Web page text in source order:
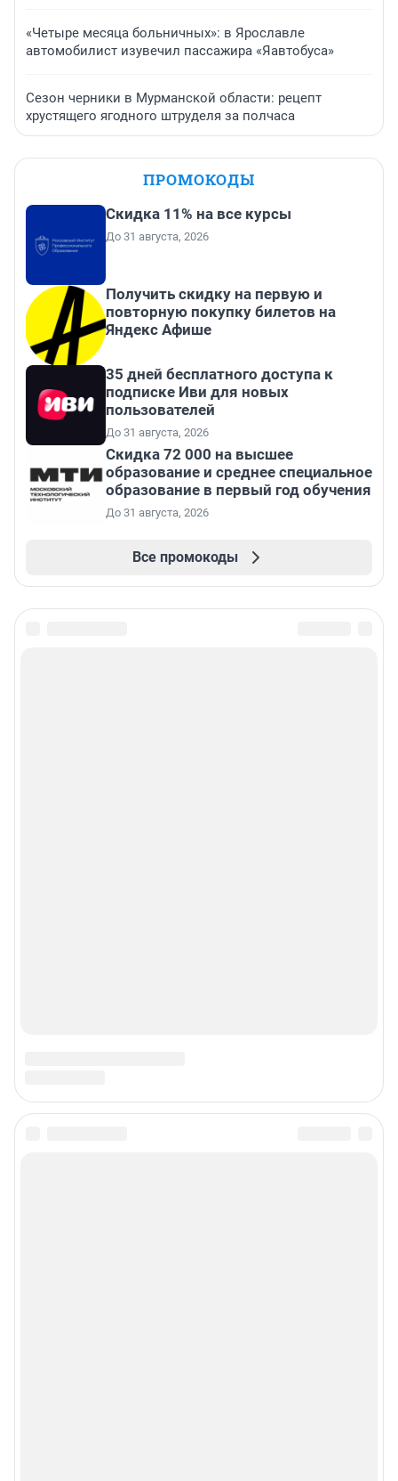
«Четыре месяца больничных»: в Ярославле
автомобилист изувечил пассажира «Яавтобуса»
Сезон черники в Мурманской области: рецепт
хрустящего ягодного штруделя за полчаса
ПРОМОКОДЫ
Скидка 11% на все курсы
До 31 августа, 2026
Получить скидку на первую и
повторную покупку билетов на
Яндекс Афише
35 дней бесплатного доступа к
подписке Иви для новых
пользователей
До 31 августа, 2026
Скидка 72 000 на высшее
образование и среднее специальное
образование в первый год обучения
До 31 августа, 2026
Все промокоды